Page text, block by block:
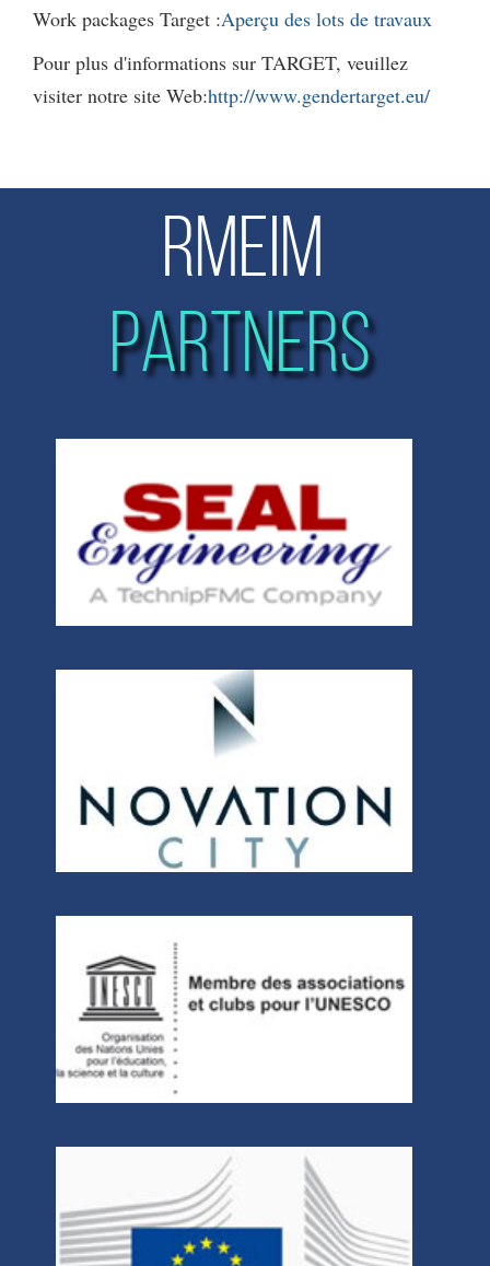
Work packages Target :Aperçu des lots de travaux
Pour plus d'informations sur TARGET, veuillez
visiter notre site Web:http://www.gendertarget.eu/
RMEIM
PARTNERS